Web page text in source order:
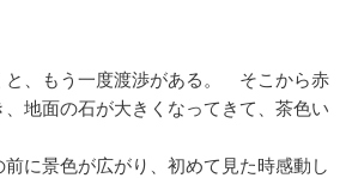
と、もう一度渡渉がある。 そこから赤
地面の石が大きくなってきて、茶色い
に景色が広がり、初めて見た時感動し